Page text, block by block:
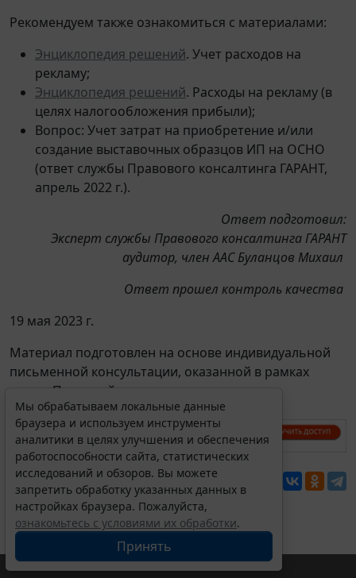
Рекомендуем также ознакомиться с материалами:
Энциклопедия решений. Учет расходов на
рекламу;
Энциклопедия решений. Расходы на рекламу (в
целях налогообложения прибыли);
Вопрос: Учет затрат на приобретение и/или
создание выставочных образцов ИП на ОСНО
(ответ службы Правового консалтинга ГАРАНТ,
апрель 2022 г.).
Ответ подготовил:
Эксперт службы Правового консалтинга ГАРАНТ
аудитор, член ААС Буланцов Михаил
Ответ прошел контроль качества
19 мая 2023 г.
Материал подготовлен на основе индивидуальной
письменной консультации, оказанной в рамках
услуги Правовой консалтинг.
Перепечатка
Мы обрабатываем локальные данные
браузера и используем инструменты
аналитики в целях улучшения и обеспечения
работоспособности сайта, статистических
исследований и обзоров. Вы можете
запретить обработку указанных данных в
настройках браузера. Пожалуйста,
ознакомьтесь с условиями их обработки.
Принять